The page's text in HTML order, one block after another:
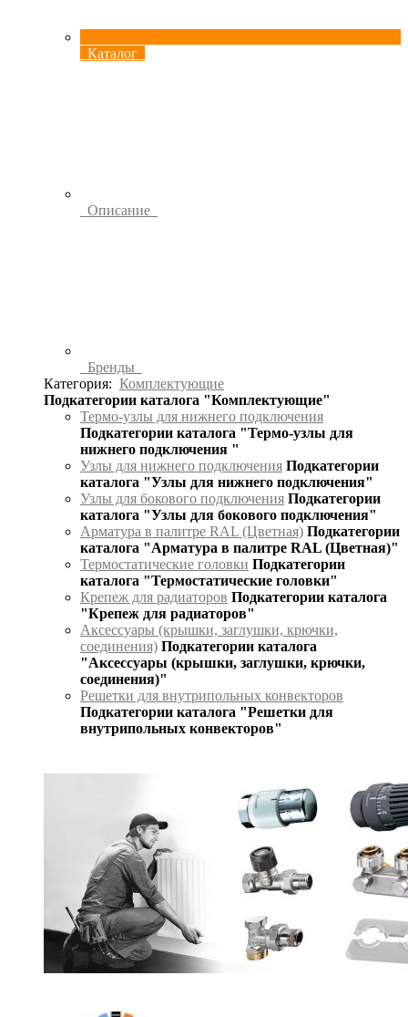
Каталог
Описание
Бренды
Категория: Комплектующие
Подкатегории каталога "Комплектующие"
Термо-узлы для нижнего подключения
Подкатегории каталога "Термо-узлы для
нижнего подключения "
Узлы для нижнего подключения Подкатегории
каталога "Узлы для нижнего подключения"
Узлы для бокового подключения Подкатегории
каталога "Узлы для бокового подключения"
Арматура в палитре RAL (Цветная) Подкатегории
каталога "Арматура в палитре RAL (Цветная)"
Термостатические головки Подкатегории
каталога "Термостатические головки"
Крепеж для радиаторов Подкатегории каталога
"Крепеж для радиаторов"
Аксессуары (крышки, заглушки, крючки,
соединения) Подкатегории каталога
"Аксессуары (крышки, заглушки, крючки,
соединения)"
Решетки для внутрипольных конвекторов
Подкатегории каталога "Решетки для
внутрипольных конвекторов"